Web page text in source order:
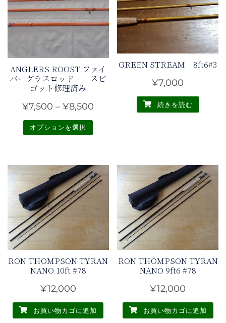
ANGLERS ROOST ファイ
バーグラスロッド スピ
ゴット修理済み
¥7,500 –¥8,500
–
¥8,500
オプションを選択
商
品
に
は
の
バ
エ
ー
シ
GREEN STREAM 8ft6#3
¥7,000
続きを読む
RON THOMPSON TYRAN
NANO 10ft #78
¥12,000
お買い物カゴに追加
RON THOMPSON TYRAN
NANO 9ft6 #78
¥12,000
お買い物カゴに追加